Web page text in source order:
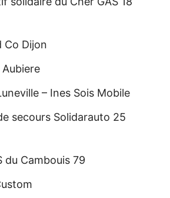
Co Dijon
– Ines Sois Mobile
secours Solidarauto 25
du Cambouis 79